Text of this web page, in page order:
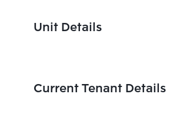
Unit Details
Current Tenant Details